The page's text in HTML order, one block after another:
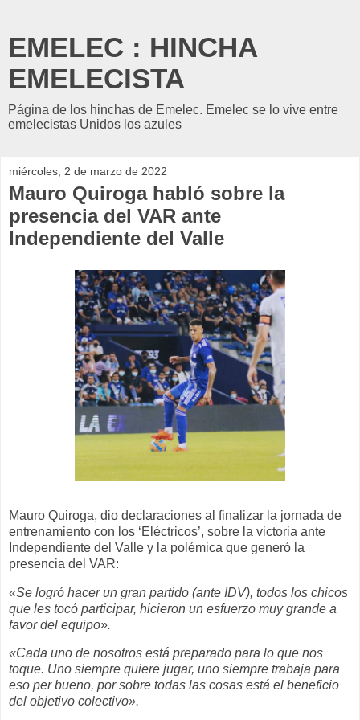
EMELEC : HINCHA
EMELECISTA
Página de los hinchas de Emelec. Emelec se lo vive entre
emelecistas Unidos los azules
miércoles, 2 de marzo de 2022
Mauro Quiroga habló sobre la
presencia del VAR ante
Independiente del Valle
Mauro Quiroga, dio declaraciones al finalizar la jornada de
entrenamiento con los ‘Eléctricos’, sobre la victoria ante
Independiente del Valle y la polémica que generó la
presencia del VAR:
«Se logró hacer un gran partido (ante IDV), todos los chicos
que les tocó participar, hicieron un esfuerzo muy grande a
favor del equipo».
«Cada uno de nosotros está preparado para lo que nos
toque. Uno siempre quiere jugar, uno siempre trabaja para
eso per bueno, por sobre todas las cosas está el beneficio
del objetivo colectivo».